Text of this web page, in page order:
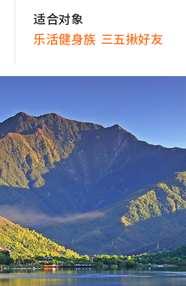
适合对象
乐活健身族 三五揪好友